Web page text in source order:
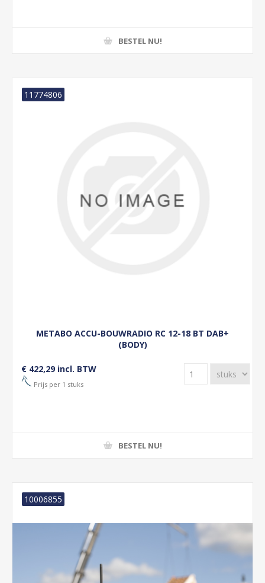
BESTEL NU!
METABO ACCU-BOUWRADIO RC 12-18 BT DAB+
(BODY)
11774806
€ 422,29 incl. BTW
Prijs per 1 stuks
BESTEL NU!
10006855